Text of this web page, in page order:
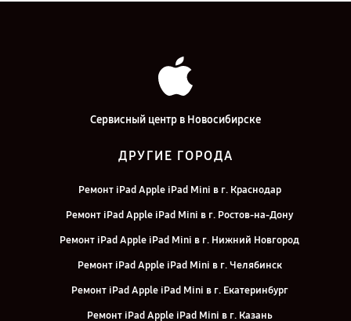
Сервисный центр в Новосибирске
ДРУГИЕ ГОРОДА
Ремонт iPad Apple iPad Mini в г. Краснодар
Ремонт iPad Apple iPad Mini в г. Ростов-на-Дону
Ремонт iPad Apple iPad Mini в г. Нижний Новгород
Ремонт iPad Apple iPad Mini в г. Челябинск
Ремонт iPad Apple iPad Mini в г. Екатеринбург
Ремонт iPad Apple iPad Mini в г. Казань